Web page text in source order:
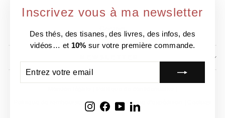
Inscrivez vous à ma newsletter
Des thés, des tisanes, des livres, des infos, des
vidéos… et 10% sur votre première commande.
VOTRE
EMAIL
InstagramFacebook
YouTubeLinkedIn
Où nous trouver ?
Politique de remboursement
CGV Politique d'expédition